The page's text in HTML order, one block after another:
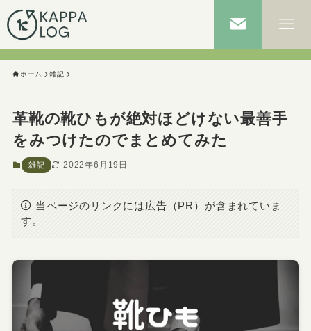
ホーム 雑記
革靴の靴ひもが絶対ほどけない最善手
をみつけたのでまとめてみた
雑記 2022年6月19日
当ページのリンクには広告（PR）が含まれていま
す。